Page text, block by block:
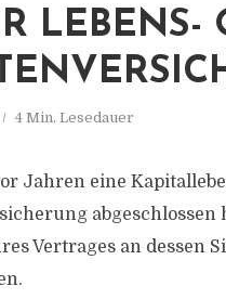
LEBENS-
4 Min. Lesedauer
Jahren eine
abgeschlossen
Vertrages an dessen